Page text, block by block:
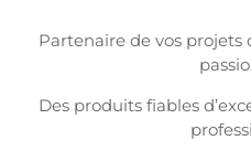
Partenaire de vos projets
Des produits fiables